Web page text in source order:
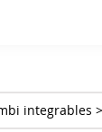
integrables >